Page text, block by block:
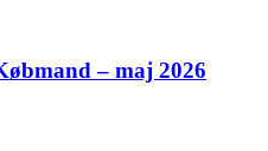
– maj 2026